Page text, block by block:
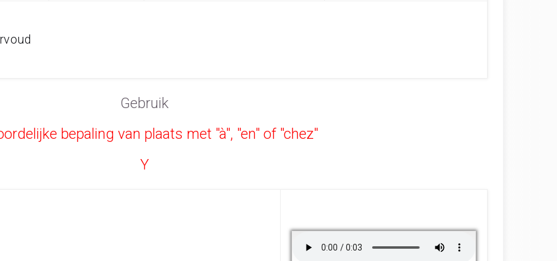
Gebruik
bepaling van plaats met "à", "en" of "chez"
Y